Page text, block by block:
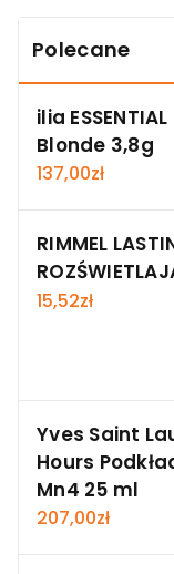
Polecane
ilia
Blonde 3,8g
137,00zł
RIMMEL
15,52zł
Yves Saint
Hours
Mn4 25 ml
207,00zł